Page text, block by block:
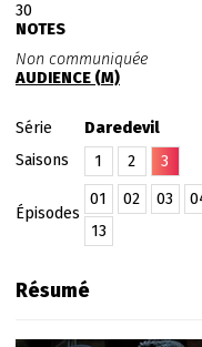
30
NOTES
Non communiquée
AUDIENCE (M)
Série
Daredevil
Saisons
1 2 3
Épisodes
01 02 03
13
Résumé